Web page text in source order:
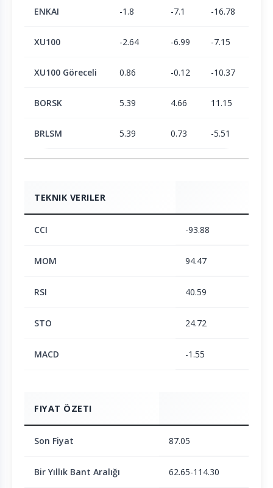
ENKAI -1.8 -7.1 -16.78
XU100 -2.64 -6.99 -7.15
XU100 Göreceli 0.86 -0.12 -10.37
BORSK 5.39 4.66 11.15
BRLSM 5.39 0.73 -5.51
TEKNIK VERILER
CCI -93.88
MOM 94.47
RSI 40.59
STO 24.72
MACD -1.55
FIYAT ÖZETI
Son Fiyat 87.05
Bir Yıllık Bant Aralığı 62.65-114.30